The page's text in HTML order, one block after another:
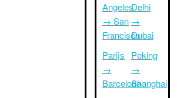
Angeles
→ San
Francisco
Parijs
→
Barcelona
Delhi
→
Dubai
Peking
→
Shanghai